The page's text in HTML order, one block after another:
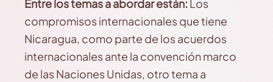
Entre los temas a abordar están: Los
compromisos internacionales que tiene
Nicaragua, como parte de los acuerdos
internacionales ante la convención marco
de las Naciones Unidas, otro tema a